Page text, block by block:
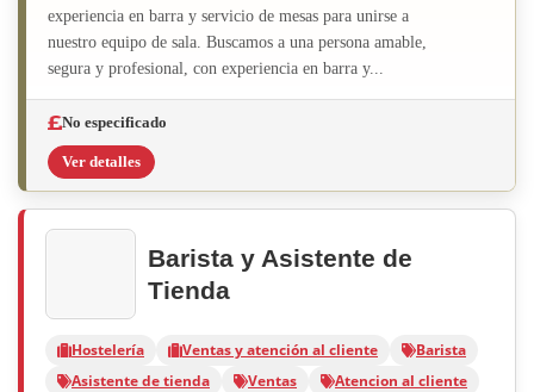
experiencia en barra y servicio de mesas para unirse a
nuestro equipo de sala. Buscamos a una persona amable,
segura y profesional, con experiencia en barra y...
No especificado
Ver detalles
Barista y Asistente de
Tienda
Hostelería Ventas y atención al cliente
Barista
Asistente de tienda
Ventas Atencion al cliente